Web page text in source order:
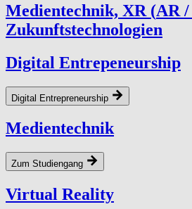
Medi­en­tech­nik, XR (AR /
Zukunftstechnologien
Digital Entrepeneurship
Digital Entrepreneurship
Medientechnik
Zum Studiengang
Virtual Reality